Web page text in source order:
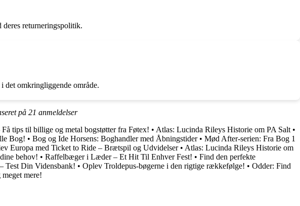
deres returneringspolitik.
det omkringliggende område.
på 21 anmeldelser
tips til billige og metal bogstøtter fra Føtex! • Atlas: Lucinda Rileys Historie om PA Salt •
Bog! • Bog og Ide Horsens: Boghandler med Åbningstider• Mød After-serien: Fra Bog 1
Europa med Ticket to Ride – Brætspil og Udvidelser• Atlas: Lucinda Rileys Historie om
behov! • Raffelbæger i Læder – Et Hit Til Enhver Fest! • Find den perfekte
Test Din Vidensbank! • Oplev Troldepus-bøgerne i den rigtige rækkefølge! • Odder: Find
mere!